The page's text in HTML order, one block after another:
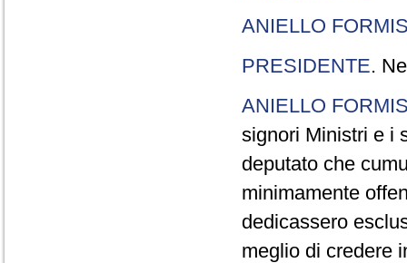
ANIELLO
PRESIDENTE.
ANIELLO
signori Ministri e i
deputato che
minimamente
dedicassero
meglio di credere